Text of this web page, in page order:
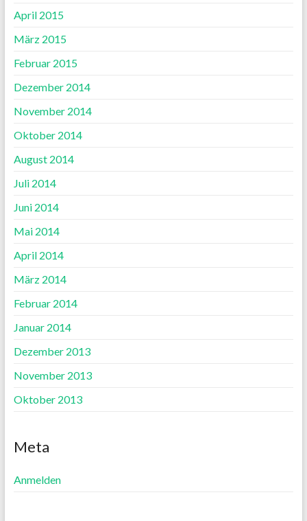
April 2015
März 2015
Februar 2015
Dezember 2014
November 2014
Oktober 2014
August 2014
Juli 2014
Juni 2014
Mai 2014
April 2014
März 2014
Februar 2014
Januar 2014
Dezember 2013
November 2013
Oktober 2013
Meta
Anmelden